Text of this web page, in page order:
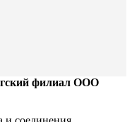
филиал ООО